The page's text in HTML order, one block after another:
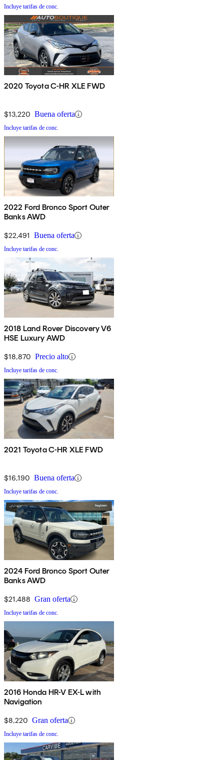
Incluye tarifas de conc.
2020 Toyota C-HR XLE FWD
$13,220 Buena oferta
Incluye tarifas de conc.
2022 Ford Bronco Sport Outer
Banks AWD
$22,491 Buena oferta
Incluye tarifas de conc.
2018 Land Rover Discovery V6
HSE Luxury AWD
$18,870 Precio alto
Incluye tarifas de conc.
2021 Toyota C-HR XLE FWD
$16,190 Buena oferta
Incluye tarifas de conc.
2024 Ford Bronco Sport Outer
Banks AWD
$21,488 Gran oferta
Incluye tarifas de conc.
2016 Honda HR-V EX-L with
Navigation
$8,220 Gran oferta
Incluye tarifas de conc.